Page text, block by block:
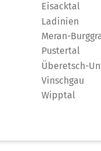
Eisacktal
Ladinien
Meran-
Pustertal
Überetsch-
Vinschgau
Wipptal